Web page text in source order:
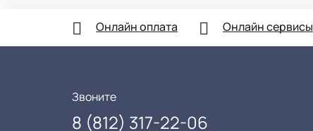
Онлайн оплата Онлайн сервисы
Звоните
8 (812) 317-22-06